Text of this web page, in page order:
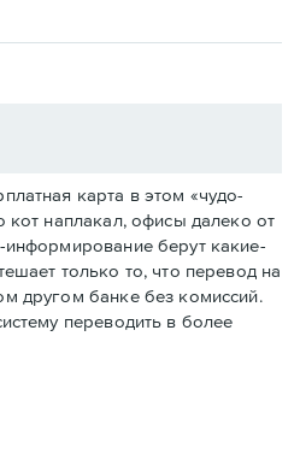
карта в этом «чудо-
кот наплакал, офисы далеко от
берут какие-
только то, что перевод на
другом банке без комиссий.
переводить в более